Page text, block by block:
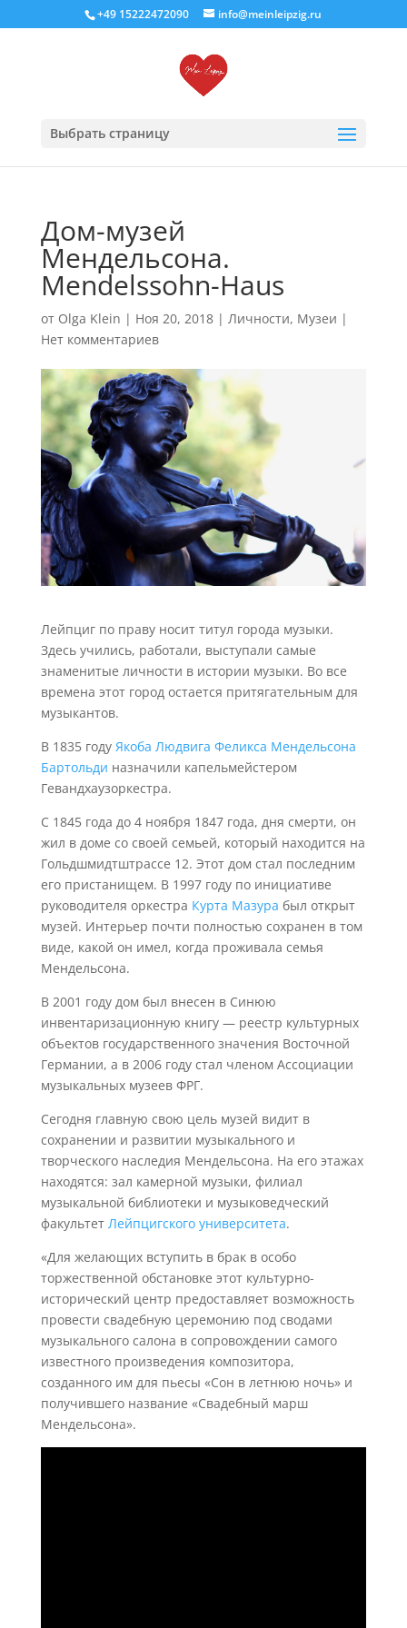
+49 15222472090 info@meinleipzig.ru
Выбрать страницу
Дом-музей
Мендельсона.
Mendelssohn-Haus
от Olga Klein | Ноя 20, 2018| Личности, Музеи |
Нет комментариев
Лейпциг по праву носит титул города музыки.
Здесь учились, работали, выступали самые
знаменитые личности в истории музыки. Во все
времена этот город остается притягательным для
музыкантов.
В 1835 году Якоба Людвига Феликса Мендельсона
Бартольди назначили капельмейстером
Гевандхаузоркестра.
С 1845 года до 4 ноября 1847 года, дня смерти, он
жил в доме со своей семьей, который находится на
Гольдшмидтштрассе 12. Этот дом стал последним
его пристанищем. В 1997 году по инициативе
руководителя оркестра Курта Мазура был открыт
музей. Интерьер почти полностью сохранен в том
виде, какой он имел, когда проживала семья
Мендельсона.
В 2001 году дом был внесен в Синюю
инвентаризационную книгу — реестр культурных
объектов государственного значения Восточной
Германии, а в 2006 году стал членом Ассоциации
музыкальных музеев ФРГ.
Сегодня главную свою цель музей видит в
сохранении и развитии музыкального и
творческого наследия Мендельсона. На его этажах
находятся: зал камерной музыки, филиал
музыкальной библиотеки и музыковедческий
факультет Лейпцигского университета.
«Для желающих вступить в брак в особо
торжественной обстановке этот культурно-
исторический центр предоставляет возможность
провести свадебную церемонию под сводами
музыкального салона в сопровождении самого
известного произведения композитора,
созданного им для пьесы «Сон в летнюю ночь» и
получившего название «Свадебный марш
Мендельсона».